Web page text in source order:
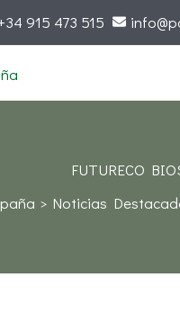
915 473 515
FUTURECO
Noticias